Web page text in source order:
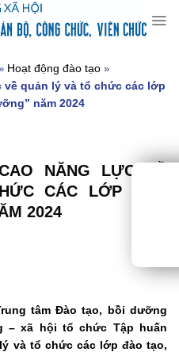
Hoạt động đào tạo»
về quản lý và tổ chức các lớp
năm 2024
NĂNG LỰC VỀ
CÁC LỚP ĐÀO
2024
tâm Đào tạo, bồi dưỡng
– xã hội tổ chức Tập huấn
và tổ chức các lớp đào tạo,